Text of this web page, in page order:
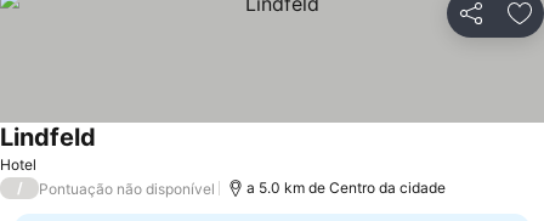
Partilhar
Hotel
Lindfeld
/ Pontuação não disponível a 5.0 km de Centro da cidade